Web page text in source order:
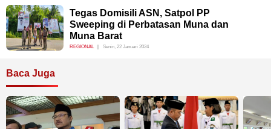
Tegas Domisili ASN, Satpol PP
Sweeping di Perbatasan Muna dan
Muna Barat
REGIONAL Senin, 22 Januari 2024
Baca Juga